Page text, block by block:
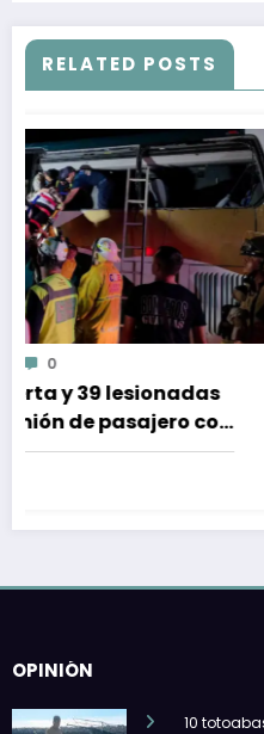
RELATED POSTS
durante
OPINIÓN
10